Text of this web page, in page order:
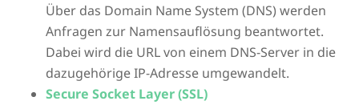
Über das Domain Name System (DNS) werden
Anfragen zur Namensauflösung beantwortet.
Dabei wird die URL von einem DNS-Server in die
dazugehörige IP-Adresse umgewandelt.
Secure Socket Layer (SSL)